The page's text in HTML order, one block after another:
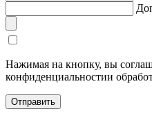
Нажимая на кнопку, вы
конфиденциальностии